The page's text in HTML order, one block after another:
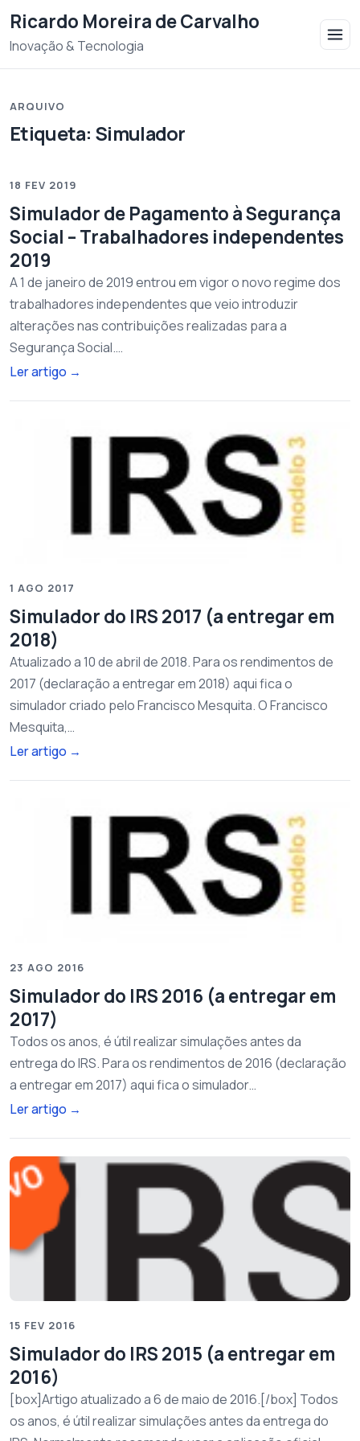
Ricardo Moreira de Carvalho
Inovação & Tecnologia
ARQUIVO
Etiqueta: Simulador
18 FEV 2019
Simulador de Pagamento à Segurança
Social – Trabalhadores independentes
2019
A 1 de janeiro de 2019 entrou em vigor o novo regime dos
trabalhadores independentes que veio introduzir
alterações nas contribuições realizadas para a
Segurança Social.…
Ler artigo →
1 AGO 2017
Simulador do IRS 2017 (a entregar em
2018)
Atualizado a 10 de abril de 2018. Para os rendimentos de
2017 (declaração a entregar em 2018) aqui fica o
simulador criado pelo Francisco Mesquita. O Francisco
Mesquita,…
Ler artigo →
23 AGO 2016
Simulador do IRS 2016 (a entregar em
2017)
Todos os anos, é útil realizar simulações antes da
entrega do IRS. Para os rendimentos de 2016 (declaração
a entregar em 2017) aqui fica o simulador…
Ler artigo →
15 FEV 2016
Simulador do IRS 2015 (a entregar em
2016)
[box]Artigo atualizado a 6 de maio de 2016.[/box] Todos
os anos, é útil realizar simulações antes da entrega do